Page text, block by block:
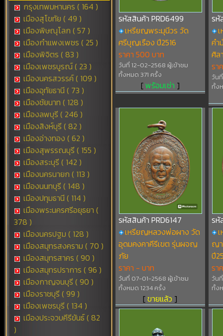
กรุงเทพมหานคร ( 164 )
เมืองสุโขทัย ( 49 )
เมืองพิษณุโลก ( 57 )
เมืองกำแพงเพชร ( 25 )
เมืองพิจิตร ( 83 )
เมืองเพชรบูรณ์ ( 23 )
เมืองนครสวรรค์ ( 109 )
เมืองอุทัยธานี ( 73 )
เมืองชัยนาท ( 128 )
เมืองลพบุรี ( 246 )
เมืองสิงห์บุรี ( 82 )
เมืองอ่างทอง ( 62 )
เมืองสุพรรณบุรี ( 155 )
เมืองสระบุรี ( 142 )
เมืองนครนายก ( 113 )
เมืองนนทบุรี ( 148 )
เมืองปทุมธานี ( 114 )
เมืองพระนครศรีอยุธยา (
378 )
เมืองนครปฐม ( 128 )
เมืองสมุทรสงคราม ( 70 )
เมืองสมุทรสาคร ( 90 )
เมืองสมุทรปราการ ( 96 )
เมืองกาญจนบุรี ( 90 )
เมืองราชบุรี ( 99 )
เมืองเพชรบุรี ( 134 )
เมืองประจวบคีรีขันธ์ ( 82
)
รหัสสินค้า PRD6499
เหรียญพระมุนีวร วัด
ศรีบุญเรือง ปี2516
ราคา 500 บาท
วันที่ 12-02-2568 ผู้เข้าชม
ทั้งหมด 371 ครั้ง
[พร้อมเช่า ]
รหั
ค
ศิล
รา
วัน
ทั้ง
รหัสสินค้า PRD6147
เหรียญหลวงพ่อผาง วัด
อุดมคงคาคีรีเขต รุ่นผจญ
ภัย
ราคา - บาท
วันที่ 07-01-2568 ผู้เข้าชม
ทั้งหมด 1234 ครั้ง
[ขายแล้ว ]
รหั
ญ
ปี
รา
วัน
ทั้ง